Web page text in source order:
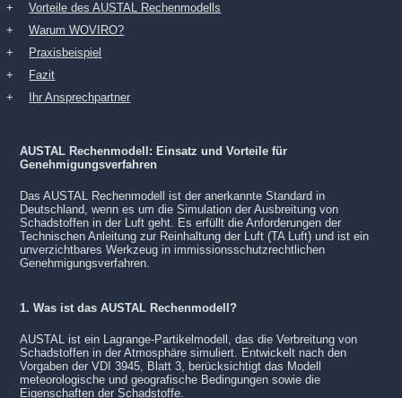
Vorteile des AUSTAL Rechenmodells
Warum WOVIRO?
Praxisbeispiel
Fazit
Ihr Ansprechpartner
AUSTAL Rechenmodell: Einsatz und Vorteile für
Genehmigungsverfahren
Das AUSTAL Rechenmodell ist der anerkannte Standard in
Deutschland, wenn es um die Simulation der Ausbreitung von
Schadstoffen in der Luft geht. Es erfüllt die Anforderungen der
Technischen Anleitung zur Reinhaltung der Luft (TA Luft) und ist ein
unverzichtbares Werkzeug in immissionsschutzrechtlichen
Genehmigungsverfahren.
1. Was ist das AUSTAL Rechenmodell?
AUSTAL ist ein Lagrange-Partikelmodell, das die Verbreitung von
Schadstoffen in der Atmosphäre simuliert. Entwickelt nach den
Vorgaben der VDI 3945, Blatt 3, berücksichtigt das Modell
meteorologische und geografische Bedingungen sowie die
Eigenschaften der Schadstoffe.